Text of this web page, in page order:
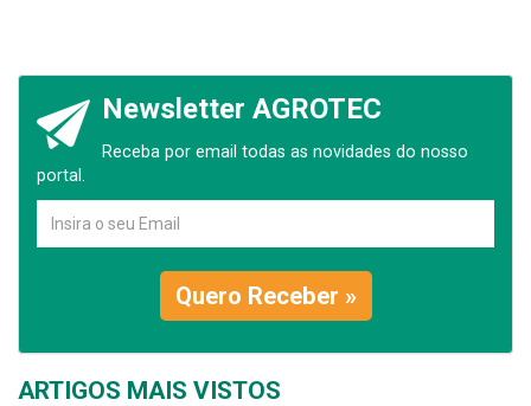
Newsletter AGROTEC
Receba por email todas as novidades do nosso
portal.
Quero Receber »
ARTIGOS MAIS VISTOS